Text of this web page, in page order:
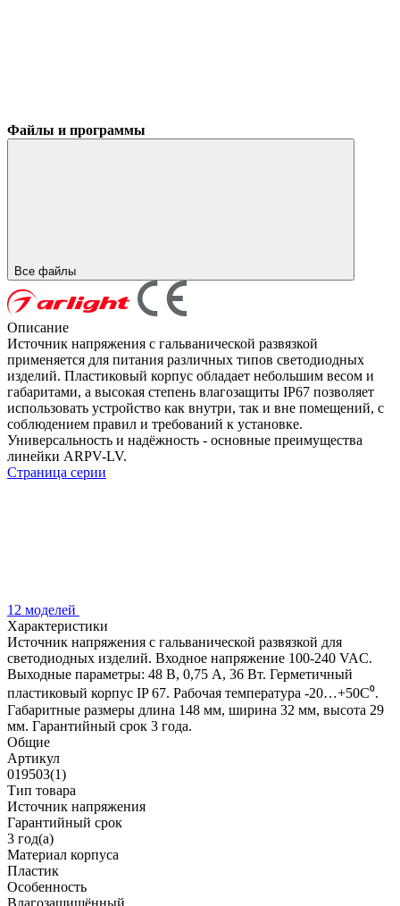
Файлы и программы
Все файлы
Описание
Источник напряжения с гальванической развязкой
применяется для питания различных типов светодиодных
изделий. Пластиковый корпус обладает небольшим весом и
габаритами, а высокая степень влагозащиты IP67 позволяет
использовать устройство как внутри, так и вне помещений, с
соблюдением правил и требований к установке.
Универсальность и надёжность - основные преимущества
линейки ARPV-LV.
Страница серии
12 моделей
Характеристики
Источник напряжения с гальванической развязкой для
светодиодных изделий. Входное напряжение 100-240 VAC.
Выходные параметры: 48 В, 0,75 А, 36 Вт. Герметичный
пластиковый корпус IP 67. Рабочая температура -20…+50C⁰.
Габаритные размеры длина 148 мм, ширина 32 мм, высота 29
мм. Гарантийный срок 3 года.
Общие
Артикул
019503(1)
Тип товара
Источник напряжения
Гарантийный срок
3 год(а)
Материал корпуса
Пластик
Особенность
Влагозащищённый